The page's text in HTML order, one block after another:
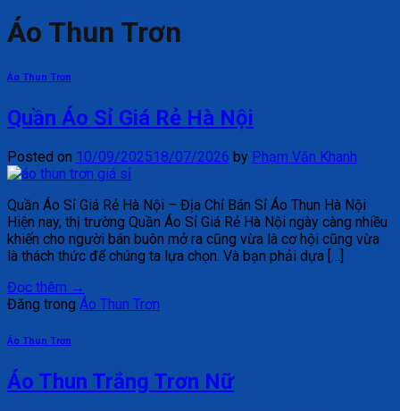
Áo Thun Trơn
Áo Thun Trơn
Quần Áo Sỉ Giá Rẻ Hà Nội
Posted on 10/09/202518/07/2026 by Phạm Văn Khanh
Quần Áo Sỉ Giá Rẻ Hà Nội – Địa Chỉ Bán Sỉ Áo Thun Hà Nội
Hiện nay, thị trường Quần Áo Sỉ Giá Rẻ Hà Nội ngày càng nhiều
khiến cho người bán buôn mở ra cũng vừa là cơ hội cũng vừa
là thách thức để chúng ta lựa chọn. Và bạn phải dựa […]
Đọc thêm →
Đăng trong Áo Thun Trơn
Áo Thun Trơn
Áo Thun Trắng Trơn Nữ